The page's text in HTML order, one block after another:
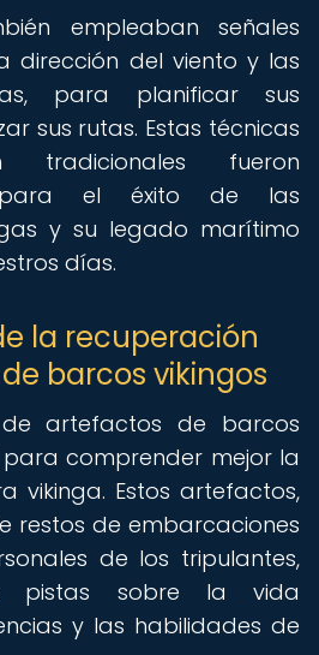
empleaban señales
dirección del viento y las
para planificar sus
sus rutas. Estas técnicas
tradicionales fueron
para el éxito de las
y su legado marítimo
días.
la recuperación
barcos vikingos
artefactos de barcos
para comprender mejor la
vikinga. Estos artefactos,
restos de embarcaciones
de los tripulantes,
pistas sobre la vida
y las habilidades de